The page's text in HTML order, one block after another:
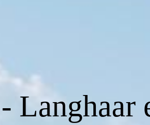
Langhaar